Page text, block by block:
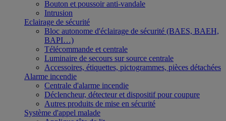
Bouton et poussoir anti-vandale
Intrusion
Eclairage de sécurité
Bloc autonome d'éclairage de sécurité (BAES, BAEH,
BAPI…)
Télécommande et centrale
Luminaire de secours sur source centrale
Accessoires, étiquettes, pictogrammes, pièces détachées
Alarme incendie
Centrale d'alarme incendie
Déclencheur, détecteur et dispositif pour coupure
Autres produits de mise en sécurité
Système d'appel malade